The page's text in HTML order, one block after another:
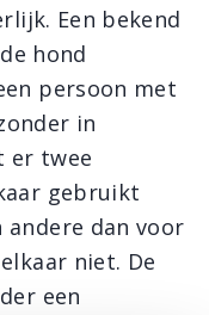
Een bekend
hond
persoon met
in
er twee
gebruikt
andere dan voor
niet. De
een